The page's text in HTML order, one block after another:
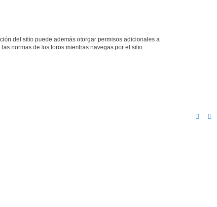
del sitio puede además otorgar permisos adicionales a
normas de los foros mientras navegas por el sitio.